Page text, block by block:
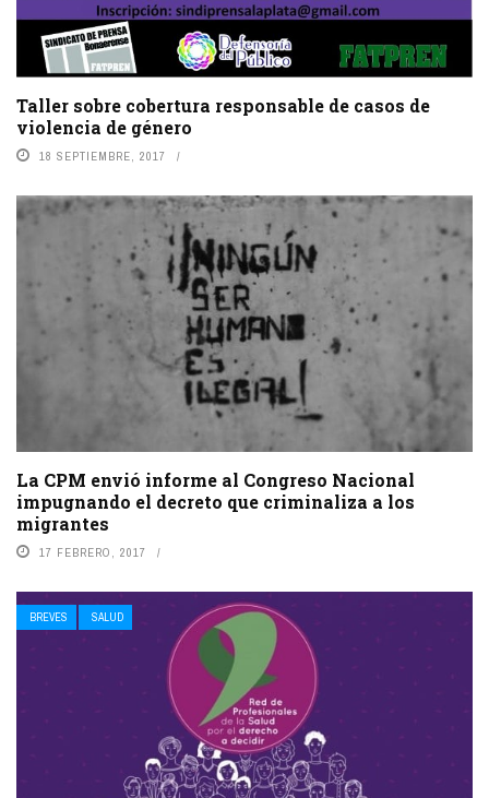
Taller sobre cobertura responsable de casos de
violencia de género
18 SEPTIEMBRE, 2017
La CPM envió informe al Congreso Nacional
impugnando el decreto que criminaliza a los
migrantes
17 FEBRERO, 2017
BREVES SALUD